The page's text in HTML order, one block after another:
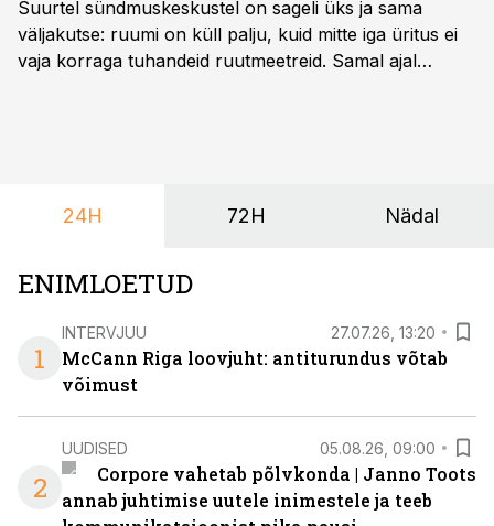
Suurtel sündmuskeskustel on sageli üks ja sama
väljakutse: ruumi on küll palju, kuid mitte iga üritus ei
vaja korraga tuhandeid ruutmeetreid. Samal ajal
nendele vajadustele vastanud uuendusega, mis pakub
24H 72H Nädal
ENIMLOETUD
1
INTERVJUU 27.07.26, 13:20
McCann Riga loovjuht: antiturundus võtab
võimust
2
UUDISED 05.08.26, 09:00
Corpore vahetab põlvkonda | Janno Toots
annab juhtimise uutele inimestele ja teeb